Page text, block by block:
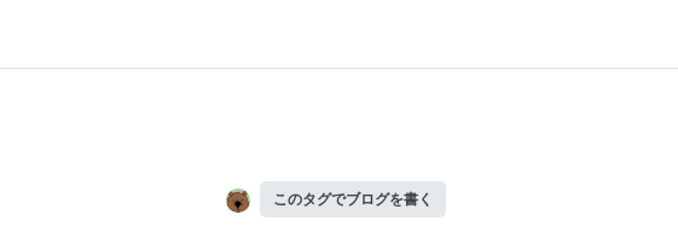
このタグでブログを書く